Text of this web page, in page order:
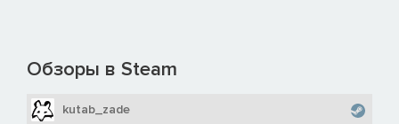
Обзоры в Steam
kutab_zade